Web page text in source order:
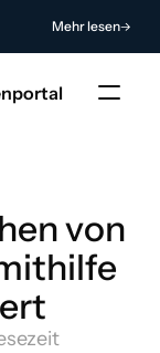
Mehr lesen
Code bringen
bei
von